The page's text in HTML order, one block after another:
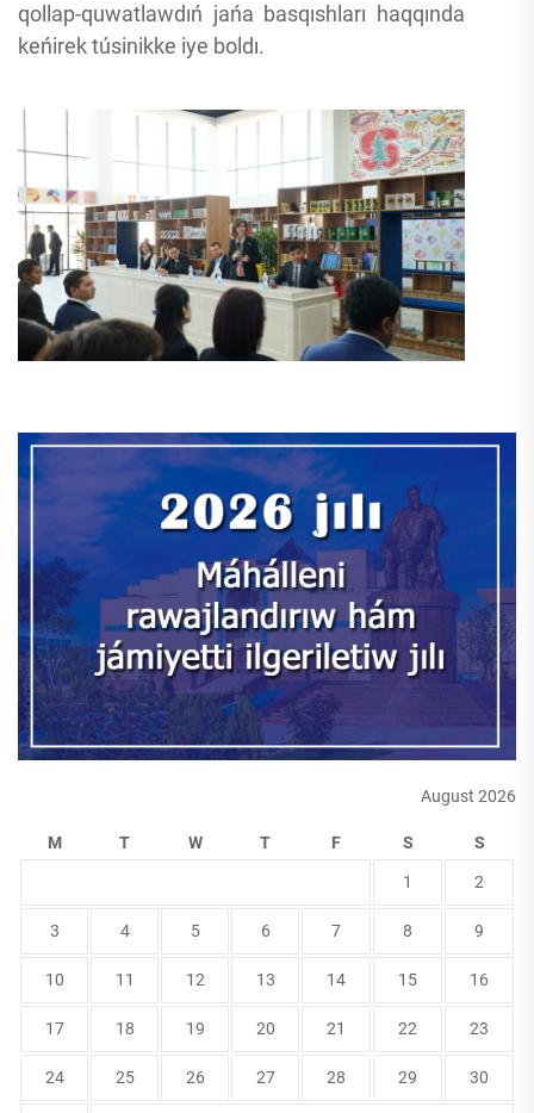
qollap-quwatlawdıń jańa basqıshları haqqında
keńirek túsinikke iye boldı.
August 2026
M T W T F S S
1 2
3 4 5 6 7 8 9
10 11 12 13 14 15 16
17 18 19 20 21 22 23
24 25 26 27 28 29 30